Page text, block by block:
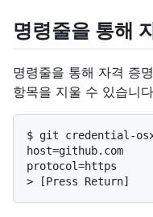
명령줄을 통해
명령줄을 통해 자격 증
항목을 지울 수 있습니
$ git credential-
host=github.com
>
[Press Return]